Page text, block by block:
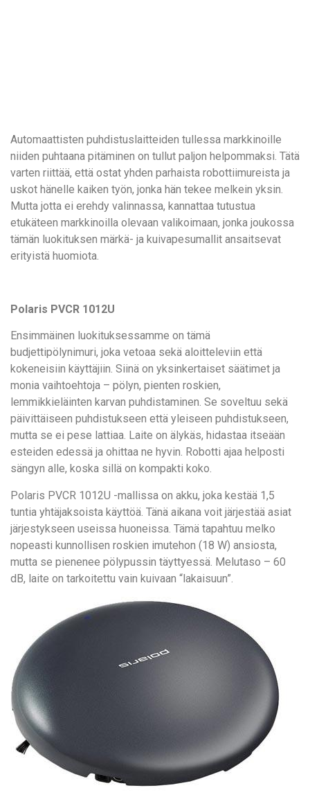
Automaattisten puhdistuslaitteiden tullessa markkinoille
niiden puhtaana pitäminen on tullut paljon helpommaksi. Tätä
varten riittää, että ostat yhden parhaista robottiimureista ja
uskot hänelle kaiken työn, jonka hän tekee melkein yksin.
Mutta jotta ei erehdy valinnassa, kannattaa tutustua
etukäteen markkinoilla olevaan valikoimaan, jonka joukossa
tämän luokituksen märkä- ja kuivapesumallit ansaitsevat
erityistä huomiota.
Polaris PVCR 1012U
Ensimmäinen luokituksessamme on tämä
budjettipölynimuri, joka vetoaa sekä aloitteleviin että
kokeneisiin käyttäjiin. Siinä on yksinkertaiset säätimet ja
monia vaihtoehtoja – pölyn, pienten roskien,
lemmikkieläinten karvan puhdistaminen. Se soveltuu sekä
päivittäiseen puhdistukseen että yleiseen puhdistukseen,
mutta se ei pese lattiaa. Laite on älykäs, hidastaa itseään
esteiden edessä ja ohittaa ne hyvin. Robotti ajaa helposti
sängyn alle, koska sillä on kompakti koko.
Polaris PVCR 1012U -mallissa on akku, joka kestää 1,5
tuntia yhtäjaksoista käyttöä. Tänä aikana voit järjestää asiat
järjestykseen useissa huoneissa. Tämä tapahtuu melko
nopeasti kunnollisen roskien imutehon (18 W) ansiosta,
mutta se pienenee pölypussin täyttyessä. Melutaso – 60
dB, laite on tarkoitettu vain kuivaan “lakaisuun”.